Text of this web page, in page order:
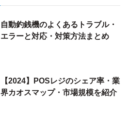
自動釣銭機のよくあるトラブル・
エラーと対応・対策方法まとめ
【2024】POSレジのシェア率・業
界カオスマップ・市場規模を紹介